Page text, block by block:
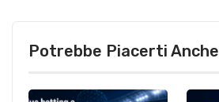
Potrebbe Piacerti Anche